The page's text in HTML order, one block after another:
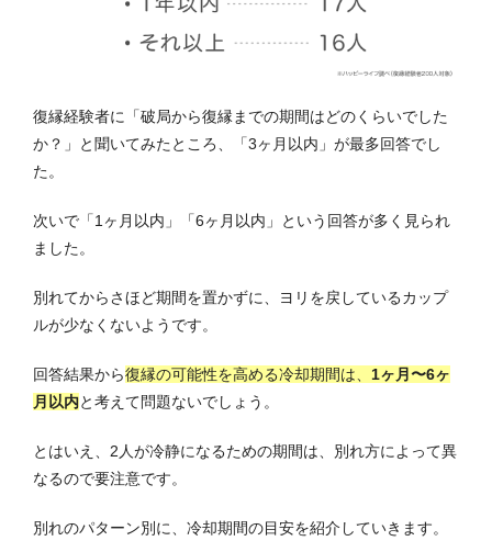
復縁経験者に「破局から復縁までの期間はどのくらいでした
か？」と聞いてみたところ、「3ヶ月以内」が最多回答でし
た。
次いで「1ヶ月以内」「6ヶ月以内」という回答が多く見られ
ました。
別れてからさほど期間を置かずに、ヨリを戻しているカップ
ルが少なくないようです。
回答結果から復縁の可能性を高める冷却期間は、 1ヶ月〜6ヶ
月以内と考えて問題ないでしょう。
とはいえ、2人が冷静になるための期間は、別れ方によって異
なるので要注意です。
別れのパターン別に、冷却期間の目安を紹介していきます。